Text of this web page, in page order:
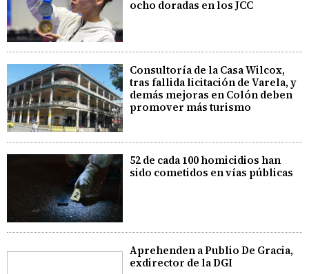
ocho doradas en los JCC
Consultoría de la Casa Wilcox,
tras fallida licitación de Varela, y
demás mejoras en Colón deben
promover más turismo
52 de cada 100 homicidios han
sido cometidos en vías públicas
Aprehenden a Publio De Gracia,
exdirector de la DGI